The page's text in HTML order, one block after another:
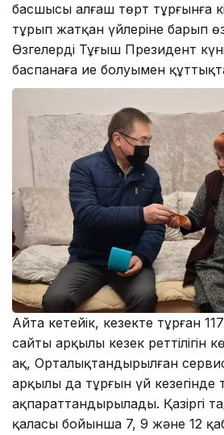
басшысы алғаш төрт тұрғынға
тұрып жатқан үйлеріне барып
Өзгелерді Тұңғыш Президент
баспанаға ие болуымен
Айта кетейік, кезекте тұрған
сайты арқылы кезек реттілігін
ақ, Орталықтандырылған
арқылы да тұрғын үй кезегінде
ақпараттандырылады. Қазіргі
қаласы бойынша 7, 9 және 12